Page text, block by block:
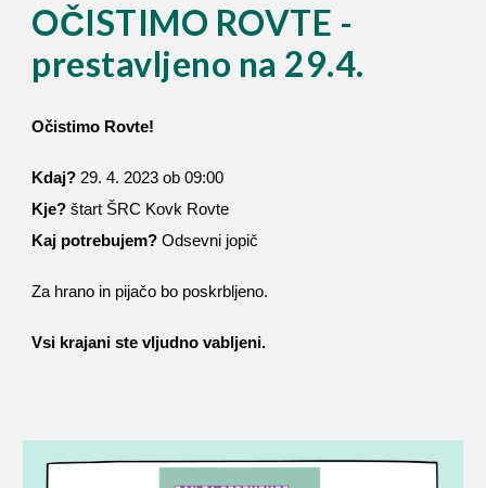
OČISTIMO ROVTE -
prestavljeno na 29.4.
Očistimo Rovte!
Kdaj? 29. 4. 2023 ob 09:00
Kje?štart ŠRC Kovk Rovte
Kaj potrebujem? Odsevni jopič
Za hrano in pijačo bo poskrbljeno.
Vsi krajani ste vljudno vabljeni.